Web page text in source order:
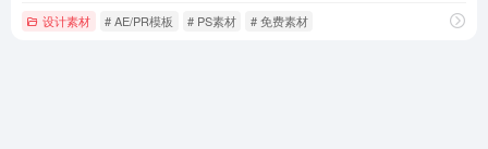
设计素材 # AE/PR模板 # PS素材 # 免费素材